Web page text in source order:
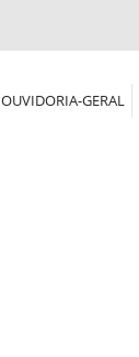
OUVIDORIA-GERAL